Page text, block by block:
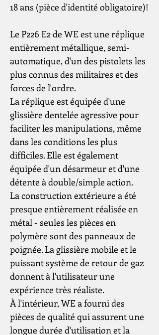
18 ans (pièce d'identité obligatoire)!
Le P226 E2 de WE est une réplique
entièrement métallique, semi-
automatique, d'un des pistolets les
plus connus des militaires et des
forces de l'ordre.
La réplique est équipée d'une
glissière dentelée agressive pour
faciliter les manipulations, même
dans les conditions les plus
difficiles. Elle est également
équipée d'un désarmeur et d'une
détente à double/simple action.
La construction extérieure a été
presque entièrement réalisée en
métal - seules les pièces en
polymère sont des panneaux de
poignée. La glissière mobile et le
puissant système de retour de gaz
donnent à l'utilisateur une
expérience très réaliste.
À l'intérieur, WE a fourni des
pièces de qualité qui assurent une
longue durée d'utilisation et la